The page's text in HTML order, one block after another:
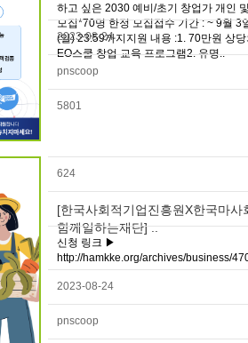
하고 싶은 2030 예비/초기 창업가 개인
모집*70명 한정 모집접수 기간 : ~ 9월 3
(일) 23:59까지지원 내용 :1. 70만원 상
EO스쿨 창업 교육 프로그램2. 유명..
2023-08-24
pnscoop
5801
624
[한국사회적기업진흥원X한국마사
함께일하는재단] ..
신청 링크 ▶
http://hamkke.org/archives/business/
2023-08-24
pnscoop